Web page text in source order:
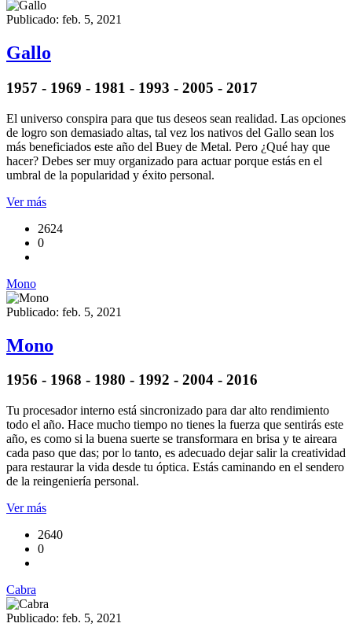
Publicado: feb. 5, 2021
Gallo
1957 - 1969 - 1981 - 1993 - 2005 - 2017
El universo conspira para que tus deseos sean realidad. Las opciones
de logro son demasiado altas, tal vez los nativos del Gallo sean los
más beneficiados este año del Buey de Metal. Pero ¿Qué hay que
hacer? Debes ser muy organizado para actuar porque estás en el
umbral de la popularidad y éxito personal.
Ver más
2624
0
Mono
Publicado: feb. 5, 2021
Mono
1956 - 1968 - 1980 - 1992 - 2004 - 2016
Tu procesador interno está sincronizado para dar alto rendimiento
todo el año. Hace mucho tiempo no tienes la fuerza que sentirás este
año, es como si la buena suerte se transformara en brisa y te aireara
cada paso que das; por lo tanto, es adecuado dejar salir la creatividad
para restaurar la vida desde tu óptica. Estás caminando en el sendero
de la reingeniería personal.
Ver más
2640
0
Cabra
Publicado: feb. 5, 2021